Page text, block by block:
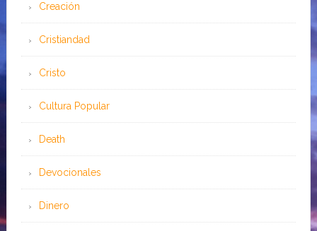
Creación
Cristiandad
Cristo
Cultura Popular
Death
Devocionales
Dinero